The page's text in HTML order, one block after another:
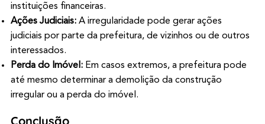
instituições financeiras.
Ações Judiciais:A irregularidade pode gerar ações
judiciais por parte da prefeitura, de vizinhos ou de outros
interessados.
Perda do Imóvel: Em casos extremos, a prefeitura pode
até mesmo determinar a demolição da construção
irregular ou a perda do imóvel.
Conclusão